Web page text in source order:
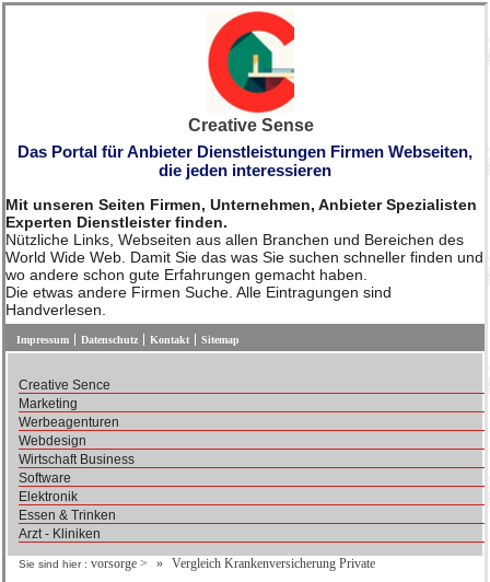
Creative Sense
Das Portal für Anbieter Dienstleistungen Firmen Webseiten,
die jeden interessieren
Mit unseren Seiten Firmen, Unternehmen, Anbieter Spezialisten
Experten Dienstleister finden.
Nützliche Links, Webseiten aus allen Branchen und Bereichen des
World Wide Web. Damit Sie das was Sie suchen schneller finden und
wo andere schon gute Erfahrungen gemacht haben.
Die etwas andere Firmen Suche. Alle Eintragungen sind
Handverlesen.
Impressum Datenschutz Kontakt Sitemap
Creative Sence
Marketing
Werbeagenturen
Webdesign
Wirtschaft Business
Software
Elektronik
Essen & Trinken
Arzt - Kliniken
Sie sind hier : vorsorge > Vergleich Krankenversicherung Private